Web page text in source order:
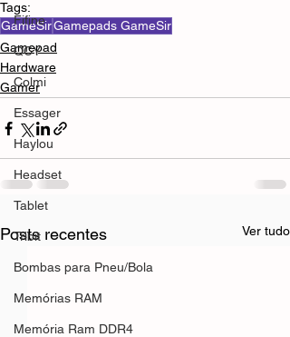
Fifine
QCY
Colmi
Essager
Haylou
Headset
Tablet
Tribit
Bombas para Pneu/Bola
Memórias RAM
Memória Ram DDR4
Tags:
GameSirGamepads GameSir
Gamepad
Hardware
Gamer
Posts recentes Ver tudo